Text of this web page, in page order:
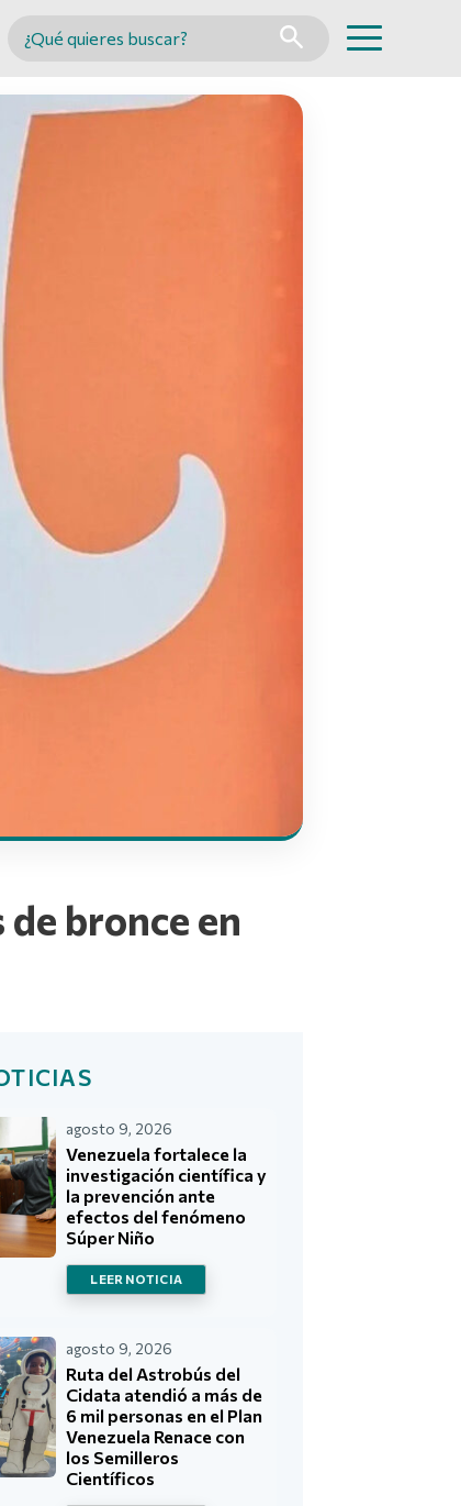
Buscar en MINCYT
bronce en
agosto 9, 2026
Venezuela fortalece la
investigación científica y
la prevención ante
efectos del fenómeno
Súper Niño
LEER NOTICIA
agosto 9, 2026
Ruta del Astrobús del
Cidata atendió a más de
6 mil personas en el Plan
Venezuela Renace con
los Semilleros
Científicos